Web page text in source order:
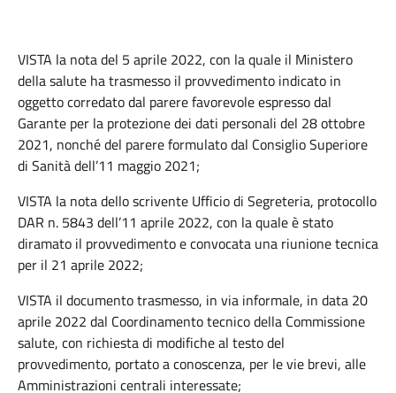
VISTA la nota del 5 aprile 2022, con la quale il Ministero
della salute ha trasmesso il provvedimento indicato in
oggetto corredato dal parere favorevole espresso dal
Garante per la protezione dei dati personali del 28 ottobre
2021, nonché del parere formulato dal Consiglio Superiore
di Sanità dell’11 maggio 2021;
VISTA la nota dello scrivente Ufficio di Segreteria, protocollo
DAR n. 5843 dell’11 aprile 2022, con la quale è stato
diramato il provvedimento e convocata una riunione tecnica
per il 21 aprile 2022;
VISTA il documento trasmesso, in via informale, in data 20
aprile 2022 dal Coordinamento tecnico della Commissione
salute, con richiesta di modifiche al testo del
provvedimento, portato a conoscenza, per le vie brevi, alle
Amministrazioni centrali interessate;